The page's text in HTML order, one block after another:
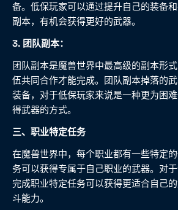
备。低保玩家可以通过提升自己的装备
副本，有机会获得更好的武器。
3. 团队副本：
团队副本是魔兽世界中最高级的副本形
伍共同合作才能完成。团队副本掉落的
装备，对于低保玩家来说是一种更为困
得武器的方式。
三、职业特定任务
在魔兽世界中，每个职业都有一些特定
务可以获得专属于自己职业的武器。对
完成职业特定任务可以获得更适合自己
斗能力。